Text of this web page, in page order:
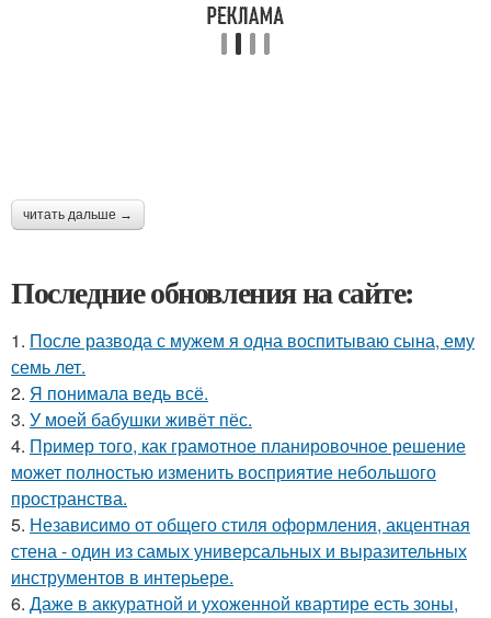
читать дальше →
Последние обновления на сайте:
1. После развода с мужем я одна воспитываю сына, ему
семь лет.
2. Я понимала ведь всё.
3. У моей бабушки живёт пёс.
4. Пример того, как грамотное планировочное решение
может полностью изменить восприятие небольшого
пространства.
5. Независимо от общего стиля оформления, акцентная
стена - один из самых универсальных и выразительных
инструментов в интерьере.
6. Даже в аккуратной и ухоженной квартире есть зоны,